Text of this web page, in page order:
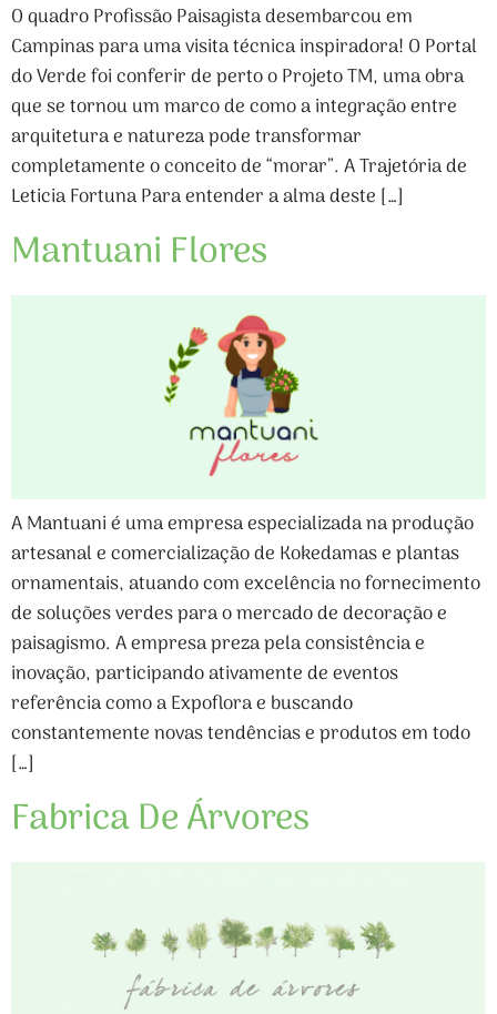
O quadro Profissão Paisagista desembarcou em
Campinas para uma visita técnica inspiradora! O Portal
do Verde foi conferir de perto o Projeto TM, uma obra
que se tornou um marco de como a integração entre
arquitetura e natureza pode transformar
completamente o conceito de “morar”. A Trajetória de
Leticia Fortuna Para entender a alma deste […]
Mantuani Flores
A Mantuani é uma empresa especializada na produção
artesanal e comercialização de Kokedamas e plantas
ornamentais, atuando com excelência no fornecimento
de soluções verdes para o mercado de decoração e
paisagismo. A empresa preza pela consistência e
inovação, participando ativamente de eventos
referência como a Expoflora e buscando
constantemente novas tendências e produtos em todo
[…]
Fabrica De Árvores